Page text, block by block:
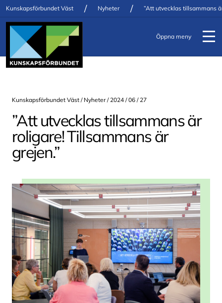
Kunskapsförbundet Väst / Nyheter / ”Att utvecklas tillsammans
Öppna meny
Kunskapsförbundet Väst / Nyheter/ 2024 / 06 / 27
”Att utvecklas tillsammans är
roligare! Tillsammans är
grejen.”